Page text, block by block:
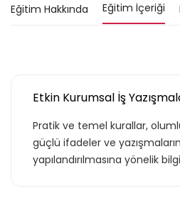
Eğitim Hakkında Eğitim İçeriği
Etkin Kurumsal İş
Pratik ve temel kurallar,
güçlü ifadeler ve
yapılandırılmasına yönelik